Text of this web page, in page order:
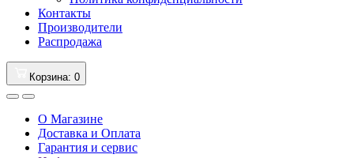
Контакты
Производители
Распродажа
Корзина: 0
О Магазине
Доставка и Оплата
Гарантия и сервис